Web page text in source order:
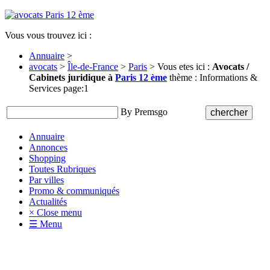
Vous vous trouvez ici :
Annuaire >
avocats > Île-de-France > Paris > Vous etes ici : Avocats /
Cabinets juridique à Paris 12 ème thème : Informations &
Services page:1
By Premsgo
Annuaire
Annonces
Shopping
Toutes Rubriques
Par villes
Promo & communiqués
Actualités
× Close menu
☰ Menu